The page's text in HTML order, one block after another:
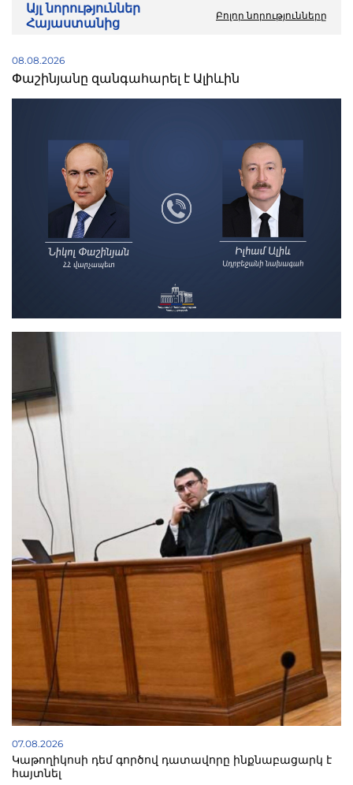
Այլ նորություններ
Հայաստանից
Բոլոր նորությունները
08.08.2026
Փաշինյանը զանգահարել է Ալիևին
07.08.2026
Կաթողիկոսի դեմ գործով դատավորը ինքնաբացարկ է
հայտնել